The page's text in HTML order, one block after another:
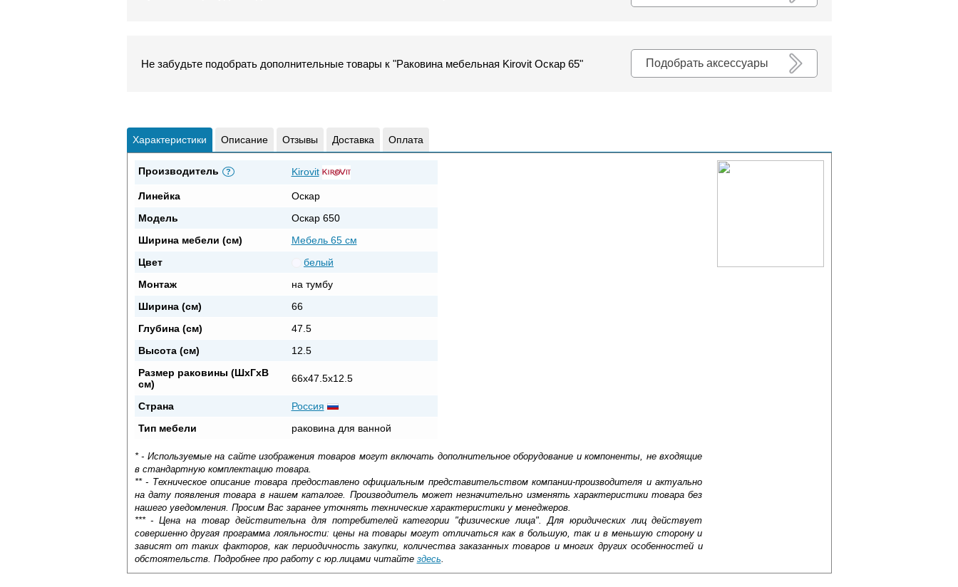
Подобрать аксессуары
Не забудьте подобрать дополнительные товары к "Раковина мебельная Kirovit Оскар 65"
Характеристики Описание Отзывы Доставка Оплата
Производитель ? Kirovit
Линейка
Оскар
Модель
Оскар 650
Ширина мебели (см)
Мебель 65 см
Цвет
белый
Монтаж
на тумбу
Ширина (см)
66
Глубина (см)
47.5
Высота (см)
12.5
Размер раковины (ШхГхВ
см)
66х47.5х12.5
Страна
Россия
Тип мебели
раковина для ванной
* - Используемые на сайте изображения товаров могут включать дополнительное оборудование и компоненты, не входящие
в стандартную комплектацию товара.
** - Техническое описание товара предоставлено официальным представительством компании-производителя и актуально
на дату появления товара в нашем каталоге. Производитель может незначительно изменять характеристики товара без
нашего уведомления. Просим Вас заранее уточнять технические характеристики у менеджеров.
*** - Цена на товар действительна для потребителей категории "физические лица". Для юридических лиц действует
совершенно другая программа лояльности: цены на товары могут отличаться как в большую, так и в меньшую сторону и
зависят от таких факторов, как периодичность закупки, количества заказанных товаров и многих других особенностей и
обстоятельств. Подробнее про работу с юр.лицами читайте здесь